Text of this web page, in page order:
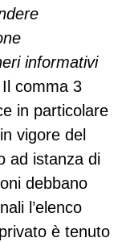
informativi
Il comma 3
in particolare
vigore del
ad istanza di
debbano
l’elenco
è tenuto